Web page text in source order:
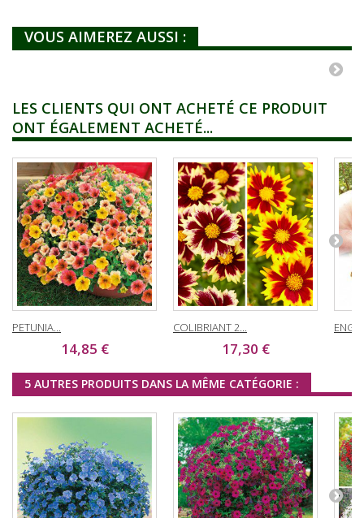
VOUS AIMEREZ AUSSI :
LES CLIENTS QUI ONT ACHETÉ CE PRODUIT
ONT ÉGALEMENT ACHETÉ...
PETUNIA...
14,85 €
COLIBRIANT 2...
17,30 €
5 AUTRES PRODUITS DANS LA MÊME CATÉGORIE :